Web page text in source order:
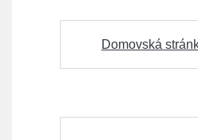
Domovská